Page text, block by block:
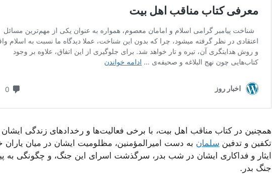
همچنین در کتاب مناقب اهل بیت، با برخی فعالیت‌ها و رخدادهای زندگی
تکفین و تدفین سلمان به دست امیرالمؤمنین، مظلومیت ایشان در میان
ایثار و فداکاری ایشان در شب بدر، سرگذشت اسرای این جنگ، و چگونگی به
جنگ بدر.